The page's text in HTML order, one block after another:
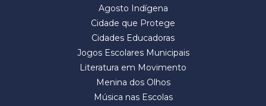
Agosto Indígena
Cidade que Protege
Cidades Educadoras
Jogos Escolares Municipais
Literatura em Movimento
Menina dos Olhos
Música nas Escolas